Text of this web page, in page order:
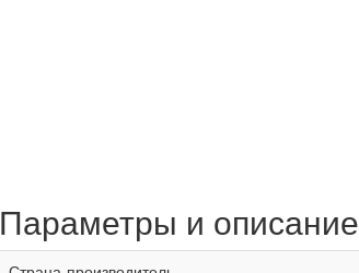
Параметры и описание